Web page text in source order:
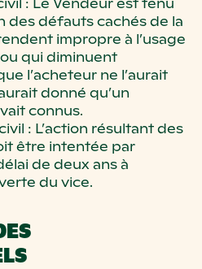
des défauts cachés de la
impropre à l’usage
qui diminuent
l’acheteur ne l’aurait
donné qu’un
connus.
: L’action résultant des
être intentée par
de deux ans à
du vice.